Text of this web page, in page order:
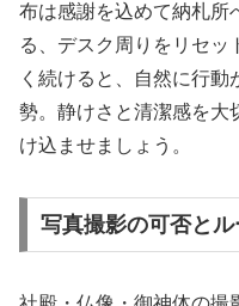
布は感謝を込めて納札所
る、デスク周りをリセッ
く続けると、自然に行
勢。静けさと清潔感を大
け込ませましょう。
写真撮影の可否とル